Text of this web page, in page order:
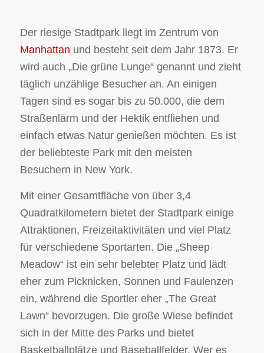
Der riesige Stadtpark liegt im Zentrum von
Manhattan und besteht seit dem Jahr 1873. Er
wird auch „Die grüne Lunge“ genannt und zieht
täglich unzählige Besucher an. An einigen
Tagen sind es sogar bis zu 50.000, die dem
Straßenlärm und der Hektik entfliehen und
einfach etwas Natur genießen möchten. Es ist
der beliebteste Park mit den meisten
Besuchern in New York.
Mit einer Gesamtfläche von über 3,4
Quadratkilometern bietet der Stadtpark einige
Attraktionen, Freizeitaktivitäten und viel Platz
für verschiedene Sportarten. Die „Sheep
Meadow“ ist ein sehr belebter Platz und lädt
eher zum Picknicken, Sonnen und Faulenzen
ein, während die Sportler eher „The Great
Lawn“ bevorzugen. Die große Wiese befindet
sich in der Mitte des Parks und bietet
Basketballplätze und Baseballfelder. Wer es